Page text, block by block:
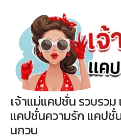
content
เจ้าแม่แคปชั่น รวบรว
แคปชั่นความรัก แคป
นกวน